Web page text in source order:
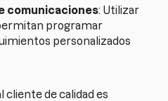
comunicaciones: Utilizar
programar
personalizados
cliente de calidad es